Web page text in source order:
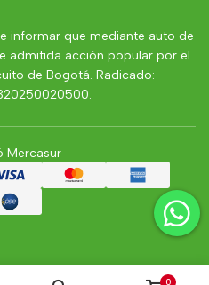
informar que mediante auto de
admitida acción popular por el
de Bogotá. Radicado:
Mercasur
0